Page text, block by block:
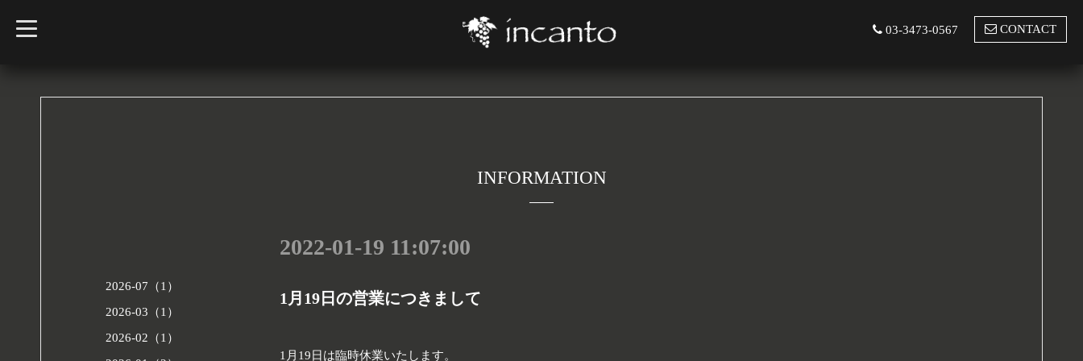
t
o
03-3473-0567 CONTACT
INFORMATION
2022-01-19 11:07:00
1月19日の営業につきまして
1月19日は臨時休業いたします。
2026-07（1）
2026-03（1）
2026-02（1）